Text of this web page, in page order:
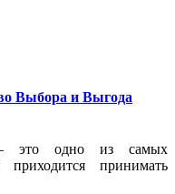
Выбора и Выгода
– это одно из самых
приходится принимать